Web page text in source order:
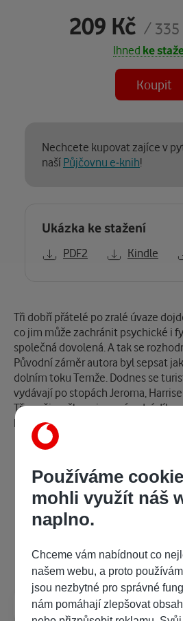
209 Kč / 335
Ihned ke
Koupit
Nechcete kupovat zajíce v
našíPůjčovnu e-knih!
Ukázka ke stažení
PDF2 Kindle
Popis
Tři dobří přátelé po zralé úvaze
co jim může zachránit psychické i
společná dovolená. A tak se
Původní záměr autora byl sepsat
dolním toku Temže. Dodnes se
vydávají po stopách Jeroma,
Tři muži ve člunu jsou zásadní
humoru.
E-knihy Romány,
Často
Jak číst e-knihy?
Používáme
mohli využít náš
naplno.
Chceme vám nabídnout co
našem webu, a proto
jsou nezbytné pro správné
nám pomáhají zlepšovat